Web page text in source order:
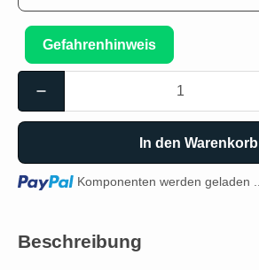
Gefahrenhinweis
In den Warenkorb
Loading... Komponenten werden geladen ...
Beschreibung